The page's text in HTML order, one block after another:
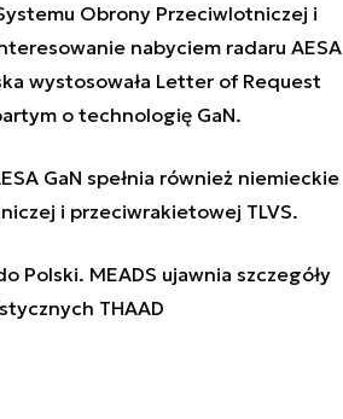
Obrony Przeciwlotniczej i
nabyciem radaru AESA
wystosowała Letter of Request
o technologię GaN.
GaN spełnia również niemieckie
i przeciwrakietowej TLVS.
Polski. MEADS ujawnia szczegóły
THAAD